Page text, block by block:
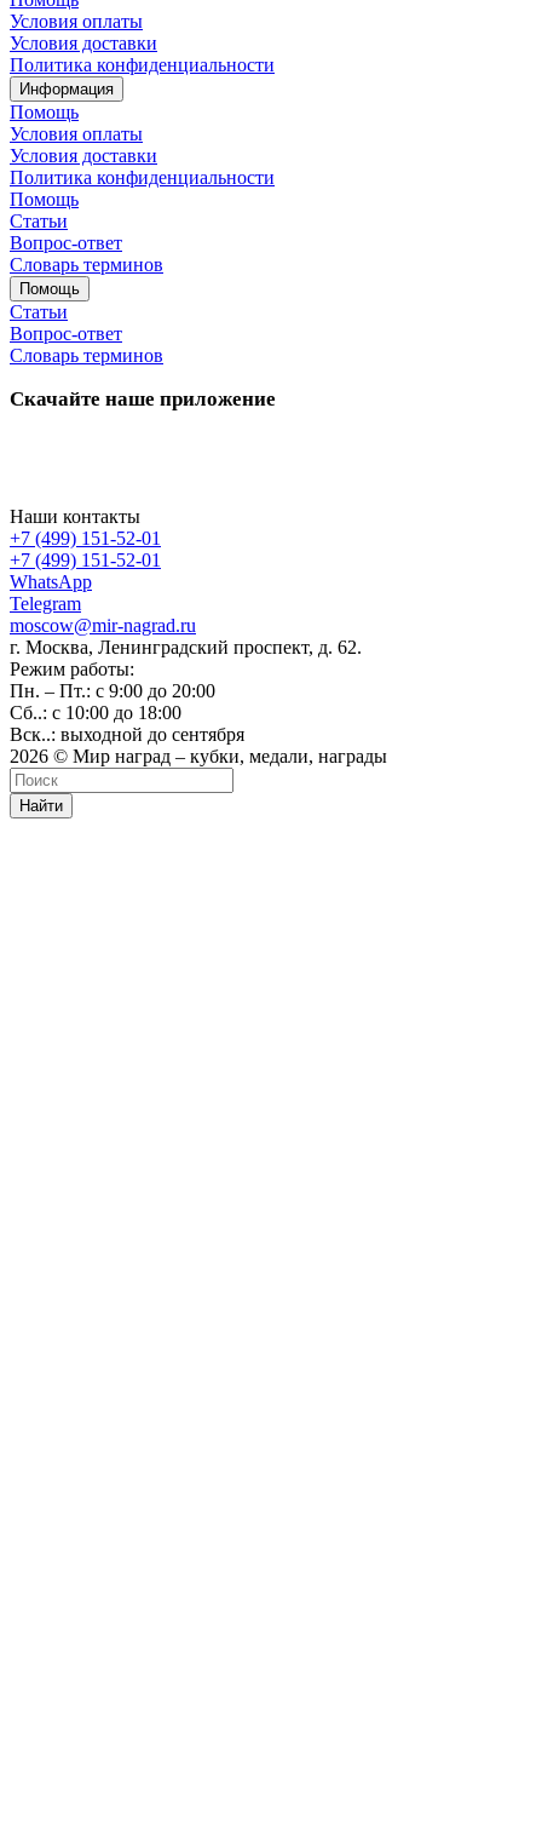
Условия оплаты
Условия доставки
Политика конфиденциальности
Информация
Помощь
Условия оплаты
Условия доставки
Политика конфиденциальности
Помощь
Статьи
Вопрос-ответ
Словарь терминов
Помощь
Статьи
Вопрос-ответ
Словарь терминов
Скачайте наше приложение
Наши контакты
+7 (499) 151-52-01
+7 (499) 151-52-01
WhatsApp
Telegram
moscow@mir-nagrad.ru
г. Москва, Ленинградский проспект, д. 62.
Режим работы:
Пн. – Пт.: с 9:00 до 20:00
Сб..: с 10:00 до 18:00
Вск..: выходной до сентября
2026 © Мир наград – кубки, медали, награды
Найти